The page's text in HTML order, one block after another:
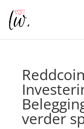
verder